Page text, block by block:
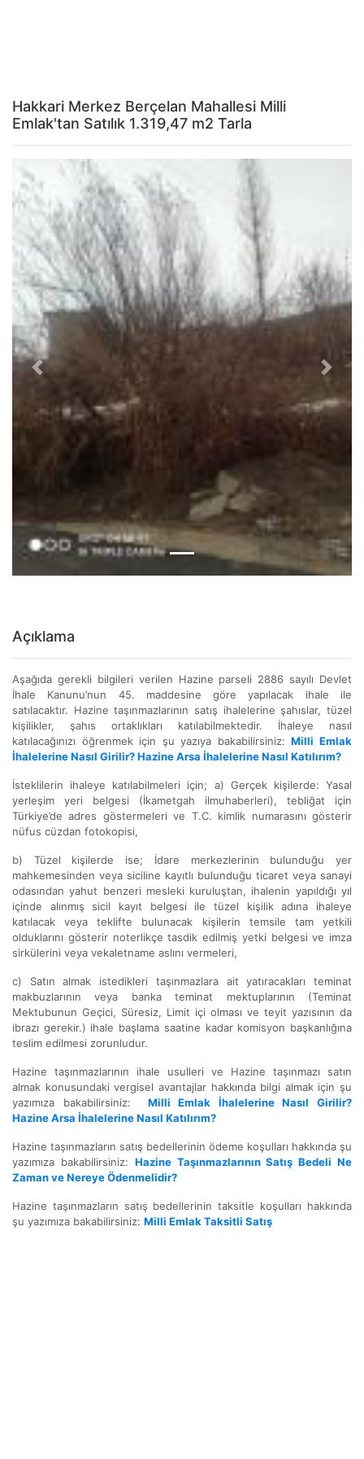
Hakkari Merkez Berçelan Mahallesi Milli
Emlak'tan Satılık 1.319,47 m2 Tarla
Previous Next
Açıklama
Aşağıda gerekli bilgileri verilen Hazine parseli 2886 sayılı Devlet
İhale Kanunu’nun 45. maddesine göre yapılacak ihale ile
satılacaktır. Hazine taşınmazlarının satış ihalelerine şahıslar, tüzel
kişilikler, şahıs ortaklıkları katılabilmektedir. İhaleye nasıl
katılacağınızı öğrenmek için şu yazıya bakabilirsiniz:Milli Emlak
İhalelerine Nasıl Girilir? Hazine Arsa İhalelerine Nasıl Katılırım?
İsteklilerin ihaleye katılabilmeleri için; a) Gerçek kişilerde: Yasal
yerleşim yeri belgesi (İkametgah ilmuhaberleri), tebliğat için
Türkiye’de adres göstermeleri ve T.C. kimlik numarasını gösterir
nüfus cüzdan fotokopisi,
b) Tüzel kişilerde ise; İdare merkezlerinin bulunduğu yer
mahkemesinden veya siciline kayıtlı bulunduğu ticaret veya sanayi
odasından yahut benzeri mesleki kuruluştan, ihalenin yapıldığı yıl
içinde alınmış sicil kayıt belgesi ile tüzel kişilik adına ihaleye
katılacak veya teklifte bulunacak kişilerin temsile tam yetkili
olduklarını gösterir noterlikçe tasdik edilmiş yetki belgesi ve imza
sirkülerini veya vekaletname aslını vermeleri,
c) Satın almak istedikleri taşınmazlara ait yatıracakları teminat
makbuzlarının veya banka teminat mektuplarının (Teminat
Mektubunun Geçici, Süresiz, Limit içi olması ve teyit yazısının da
ibrazı gerekir.) ihale başlama saatine kadar komisyon başkanlığına
teslim edilmesi zorunludur.
Hazine taşınmazlarının ihale usulleri ve Hazine taşınmazı satın
almak konusundaki vergisel avantajlar hakkında bilgi almak için şu
yazımıza bakabilirsiniz: Milli Emlak İhalelerine Nasıl Girilir?
Hazine Arsa İhalelerine Nasıl Katılırım?
Hazine taşınmazların satış bedellerinin ödeme koşulları hakkında şu
yazımıza bakabilirsiniz: Hazine Taşınmazlarının Satış Bedeli Ne
Zaman ve Nereye Ödenmelidir?
Hazine taşınmazların satış bedellerinin taksitle koşulları hakkında
şu yazımıza bakabilirsiniz: Milli Emlak Taksitli Satış